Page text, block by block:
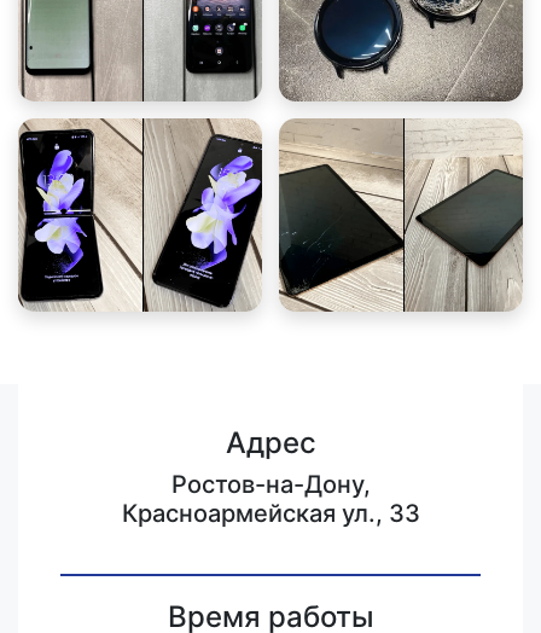
Адрес
Ростов-на-Дону,
Красноармейская ул., 33
Время работы